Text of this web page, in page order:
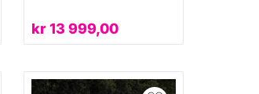
kr13 999,00